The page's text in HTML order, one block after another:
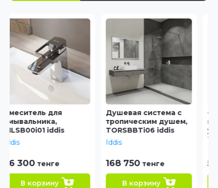
Душевая система с
тропическим душем,
TORSBBTi06 iddis
Iddis
168 750 тенге
В корзину
Смеситель для
накладного
умывальника,
TORSB01i01 iddis
53 940 тенге
В корзину